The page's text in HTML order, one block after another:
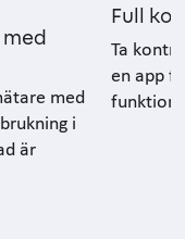
med
i
är
Full
Ta
en app